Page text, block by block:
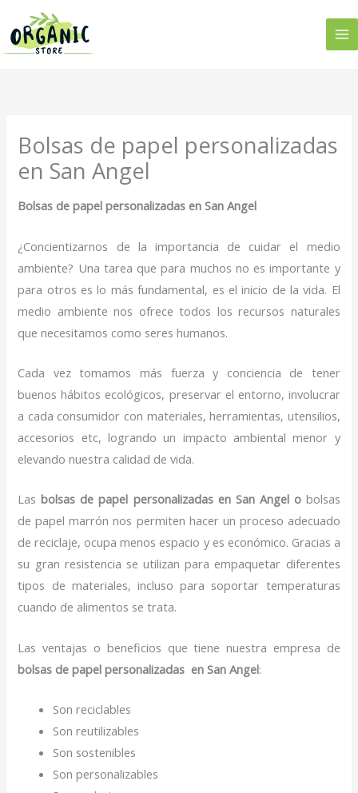
contenido
Bolsas de papel personalizadas
en San Angel
Bolsas de papel personalizadas en San Angel
¿Concientizarnos de la importancia de cuidar el medio
ambiente? Una tarea que para muchos no es importante y
para otros es lo más fundamental, es el inicio de la vida. El
medio ambiente nos ofrece todos los recursos naturales
que necesitamos como seres humanos.
Cada vez tomamos más fuerza y conciencia de tener
buenos hábitos ecológicos, preservar el entorno, involucrar
a cada consumidor con materiales, herramientas, utensilios,
accesorios etc, logrando un impacto ambiental menor y
elevando nuestra calidad de vida.
Lasbolsas de papel personalizadas en San Angel obolsas
de papel marrón nos permiten hacer un proceso adecuado
de reciclaje, ocupa menos espacio y es económico. Gracias a
su gran resistencia se utilizan para empaquetar diferentes
tipos de materiales, incluso para soportar temperaturas
cuando de alimentos se trata.
Las ventajas o beneficios que tiene nuestra empresa de
bolsas de papel personalizadas en San Angel:
Son reciclables
Son reutilizables
Son sostenibles
Son personalizables